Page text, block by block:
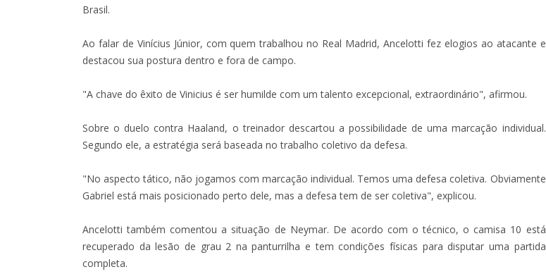
Brasil.
Ao falar de Vinícius Júnior, com quem trabalhou no Real Madrid, Ancelotti fez elogios ao atacante e
destacou sua postura dentro e fora de campo.
"A chave do êxito de Vinicius é ser humilde com um talento excepcional, extraordinário", afirmou.
Sobre o duelo contra Haaland, o treinador descartou a possibilidade de uma marcação individual.
Segundo ele, a estratégia será baseada no trabalho coletivo da defesa.
"No aspecto tático, não jogamos com marcação individual. Temos uma defesa coletiva. Obviamente
Gabriel está mais posicionado perto dele, mas a defesa tem de ser coletiva", explicou.
Ancelotti também comentou a situação de Neymar. De acordo com o técnico, o camisa 10 está
recuperado da lesão de grau 2 na panturrilha e tem condições físicas para disputar uma partida
completa.